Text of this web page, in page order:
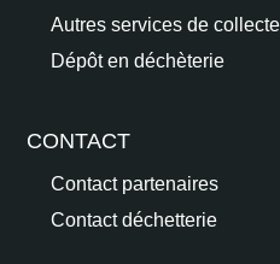
Autres services de collecte
Dépôt en déchèterie
CONTACT
Contact partenaires
Contact déchetterie